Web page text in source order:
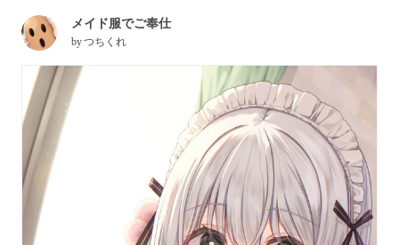
and creative uniforms. Which restaurant would you most likely
want to visit based on the staff uniform, and why?
メイド服でご奉仕
byつちくれ